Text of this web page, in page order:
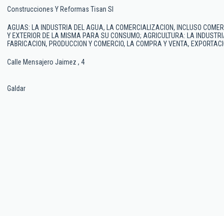
Construcciones Y Reformas Tisan Sl
AGUAS: LA INDUSTRIA DEL AGUA, LA COMERCIALIZACION, INCLUSO
Y EXTERIOR DE LA MISMA PARA SU CONSUMO; AGRICULTURA: LA
FABRICACION, PRODUCCION Y COMERCIO, LA COMPRA Y VENTA,
Calle Mensajero Jaimez , 4
Galdar